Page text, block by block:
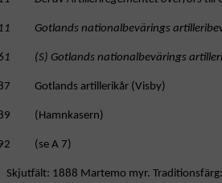
Gotlands nationalbevärings
(S) Gotlands nationalbevärings
Gotlands artillerikår (Visby)
(Hamnkasern)
(se A 7)
Skjutfält: 1888 Martemo myr.